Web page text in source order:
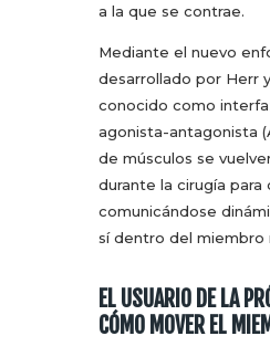
a la que se contrae.
Mediante el nuevo
desarrollado por Herr
conocido como
agonista-antagonista
de músculos se
durante la cirugía para
comunicándose
sí dentro del miembro
EL USUARIO DE LA
CÓMO MOVER EL